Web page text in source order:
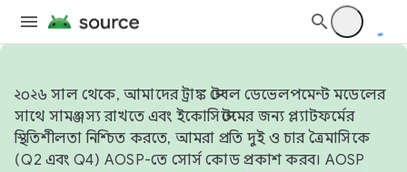
২০২৬ সাল থেকে, আমাদের ট্রাঙ্ক স্টেবল ডেভেলপমেন্ট মডেলের
সাথে সামঞ্জস্য রাখতে এবং ইকোসিস্টেমের জন্য প্ল্যাটফর্মের
স্থিতিশীলতা নিশ্চিত করতে, আমরা প্রতি দুই ও চার ত্রৈমাসিকে
(Q2 এবং Q4) AOSP-তে সোর্স কোড প্রকাশ করব। AOSP